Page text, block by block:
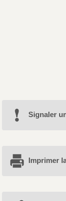
Signaler
Imprimer